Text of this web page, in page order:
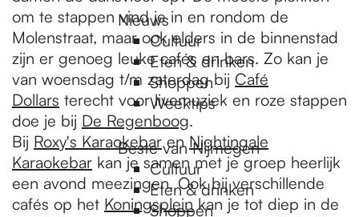
Nieuws
Cultuur
Eten & drinken
Shoppen
Weektips
Beste van Nijmegen
Cultuur
Eten & drinken
Shoppen
om te stappen vind je in en rondom de
Molenstraat, maar ook elders in de binnenstad
zijn er genoeg leuke cafés en bars. Zo kan je
van woensdag t/m zaterdag bij Café
Dollars terecht voor livemuziek en roze stappen
doe je bij De Regenboog.
Bij Roxy's KaraokebarenNightingale
Karaokebar kan je samen met je groep heerlijk
een avond meezingen. Ook bij verschillende
cafés op het Koningspleinkan je tot diep in de